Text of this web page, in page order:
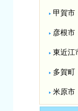
甲賀市
彦根市
東近江
多賀町
米原市